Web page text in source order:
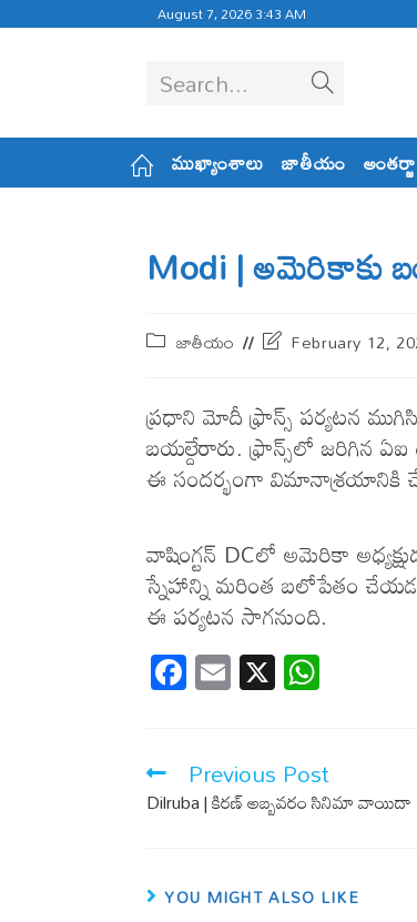
August 7, 2026 3:43 AM
Search...
ముఖ్యాంశాలు జాతీయం
Modi | అమెరికాకు
జాతీయం February 12,
ప్రధాని మోదీ ఫ్రాన్స్ పర్యటన
బయల్దేరారు. ఫ్రాన్స్‌లో జరిగిన
ఈ సందర్భంగా విమానాశ్రయానికి
వాషింగ్టన్ DCలో అమెరికా
స్నేహాన్ని మరింత బలోపేతం
ఈ పర్యటన సాగనుంది.
F
ac
b
o
k
E
m
X
s
A
p
Previous Post
Dilruba | కిరణ్ అబ్బవరం సినిమా వాయిదా
YOU MIGHT ALSO LIKE